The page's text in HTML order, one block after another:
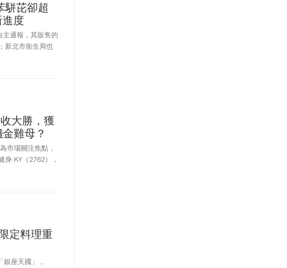
駢芘卻超
度
主通報，其販售的
新北市衛生局也
，共有131瓶流
08-05 15:49；
大勝，獲
雞母？
市場關注焦點，
-KY（2762），
，也走出完全不
身工廠與世界健
與估值比較，深
定料理重
座天國」，